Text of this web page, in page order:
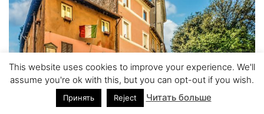
This website uses cookies to improve your experience. We'll
assume you're ok with this, but you can opt-out if you wish.
Принять Reject Читать больше